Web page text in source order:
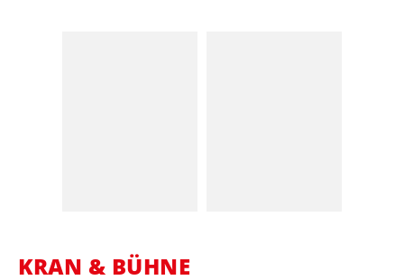
KRAN & BÜHNE